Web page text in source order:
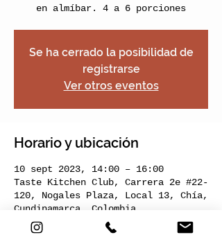
en almíbar. 4 a 6 porciones
Se ha cerrado la posibilidad de
registrarse
Ver otros eventos
Horario y ubicación
10 sept 2023, 14:00 – 16:00
Taste Kitchen Club, Carrera 2e #22-
120, Nogales Plaza, Local 13, Chía,
Cundinamarca, Colombia